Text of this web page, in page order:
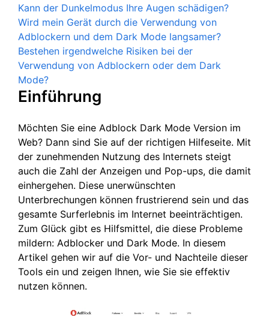
Kann der Dunkelmodus Ihre Augen schädigen?
Wird mein Gerät durch die Verwendung von
Adblockern und dem Dark Mode langsamer?
Bestehen irgendwelche Risiken bei der
Verwendung von Adblockern oder dem Dark
Mode?
Einführung
Möchten Sie eine Adblock Dark Mode Version im
Web? Dann sind Sie auf der richtigen Hilfeseite. Mit
der zunehmenden Nutzung des Internets steigt
auch die Zahl der Anzeigen und Pop-ups, die damit
einhergehen. Diese unerwünschten
Unterbrechungen können frustrierend sein und das
gesamte Surferlebnis im Internet beeinträchtigen.
Zum Glück gibt es Hilfsmittel, die diese Probleme
mildern: Adblocker und Dark Mode. In diesem
Artikel gehen wir auf die Vor- und Nachteile dieser
Tools ein und zeigen Ihnen, wie Sie sie effektiv
nutzen können.